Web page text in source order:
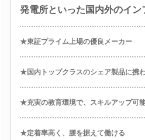
発電所といった国内外のイ
★東証プライム上場の優良メーカー
★国内トップクラスのシェア製品に携
★充実の教育環境で、スキルアップ可
★定着率高く、腰を据えて働ける